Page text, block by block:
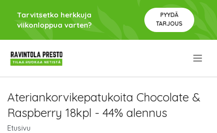
Tarvitsetko herkkuja
viikonloppua varten?
PYYDÄ
TARJOUS
Ateriankorvikepatukoita Chocolate &
Raspberry 18kpl - 44% alennus
Etusivu